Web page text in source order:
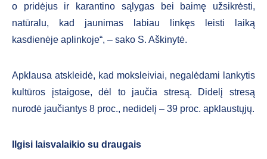
o pridėjus ir karantino sąlygas bei baimę užsikrėsti,
natūralu, kad jaunimas labiau linkęs leisti laiką
kasdienėje aplinkoje“, – sako S. Aškinytė.
Apklausa atskleidė, kad moksleiviai, negalėdami lankytis
kultūros įstaigose, dėl to jaučia stresą. Didelį stresą
nurodė jaučiantys 8 proc., nedidelį – 39 proc. apklaustųjų.
Ilgisi laisvalaikio su draugais